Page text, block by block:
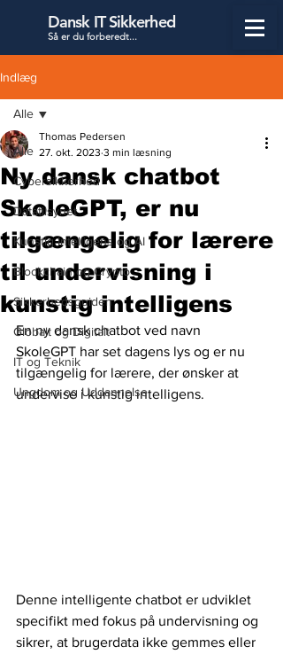
Dansk IT Sikkerhed
Så er du forberedt...
Indlæg
Alle
Cybersikkerhed
Datatilsynet
Kunstig Intelligens og AI
Blockchain og Crypto
Sikkerhedsguiden
Globalt og Digitalt
IT og Teknik
Ungdom og Uddannelse
Alle
Ny dansk chatbot
SkoleGPT, er nu
tilgængelig for lærere
til undervisning i
kunstig intelligens
Thomas Pedersen
27. okt. 2023 3 min læsning
En ny dansk chatbot ved navn
SkoleGPT har set dagens lys og er nu
tilgængelig for lærere, der ønsker at
undervise i kunstig intelligens.
Denne intelligente chatbot er udviklet
specifikt med fokus på undervisning og
sikrer, at brugerdata ikke gemmes eller